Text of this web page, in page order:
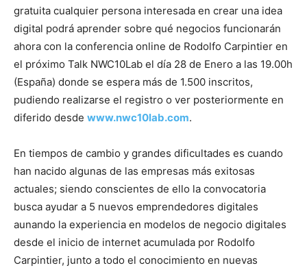
gratuita cualquier persona interesada en crear una idea
digital podrá aprender sobre qué negocios funcionarán
ahora con la conferencia online de Rodolfo Carpintier en
el próximo Talk NWC10Lab el día 28 de Enero a las 19.00h
(España) donde se espera más de 1.500 inscritos,
pudiendo realizarse el registro o ver posteriormente en
diferido desde www.nwc10lab.com.
En tiempos de cambio y grandes dificultades es cuando
han nacido algunas de las empresas más exitosas
actuales; siendo conscientes de ello la convocatoria
busca ayudar a 5 nuevos emprendedores digitales
aunando la experiencia en modelos de negocio digitales
desde el inicio de internet acumulada por Rodolfo
Carpintier, junto a todo el conocimiento en nuevas